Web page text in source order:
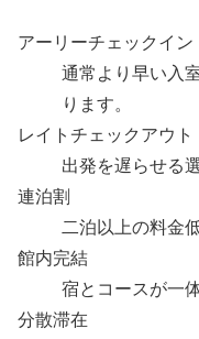
アーリーチェックイン
通常より早い入
ります。
レイトチェックアウト
出発を遅らせる
連泊割
二泊以上の料金
館内完結
宿とコースが一
分散滞在